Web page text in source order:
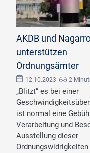
AKDB und
unterstützen
Ordnungsämter
12.10.2023 2
„Blitzt“ es bei einer
ist normal eine
Verarbeitung und
Ausstellung dieser